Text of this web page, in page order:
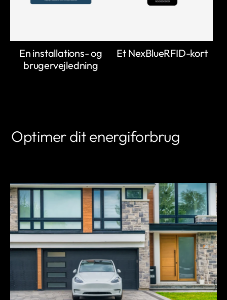
En installations- og
brugervejledning
Et NexBlueRFID-kort
Optimer dit energiforbrug